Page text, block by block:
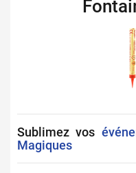
Sublimez vos
Magiques